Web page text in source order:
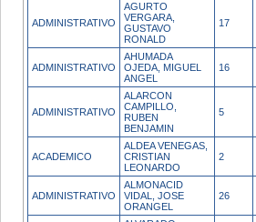
ADMINISTRATIVO
AGURTO
VERGARA,
GUSTAVO
RONALD
17
ADMINISTRATIVO
AHUMADA
OJEDA, MIGUEL
ANGEL
16
ADMINISTRATIVO
ALARCON
CAMPILLO,
RUBEN
BENJAMIN
5
ACADEMICO
ALDEA VENEGAS,
CRISTIAN
LEONARDO
2
ADMINISTRATIVO
ALMONACID
VIDAL, JOSE
ORANGEL
26